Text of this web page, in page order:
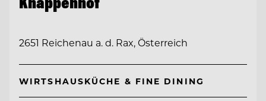
2651 Reichenau a. d. Rax, Österreich
WIRTSHAUSKÜCHE & FINE DINING